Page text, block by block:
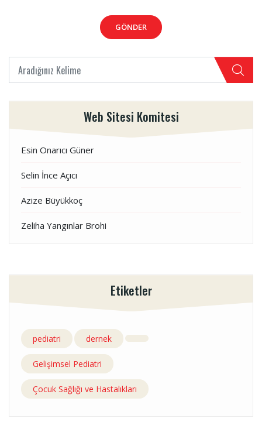
GÖNDER
Web Sitesi Komitesi
Esin Onarıcı Güner
Selin İnce Açıcı
Azize Büyükkoç
Zeliha Yangınlar Brohi
Etiketler
pediatri dernek
Gelişimsel Pediatri
Çocuk Sağlığı ve Hastalıkları